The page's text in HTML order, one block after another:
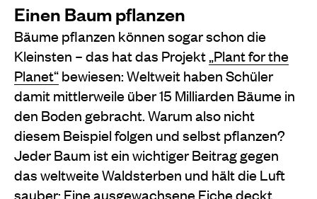
Einen Baum pflanzen
Bäume pflanzen können sogar schon die
Kleinsten – das hat das Projekt„Plant for the
Planet“bewiesen: Weltweit haben Schüler
damit mittlerweile über 15 Milliarden Bäume in
den Boden gebracht. Warum also nicht
diesem Beispiel folgen und selbst pflanzen?
Jeder Baum ist ein wichtiger Beitrag gegen
das weltweite Waldsterben und hält die Luft
sauber: Eine ausgewachsene Eiche deckt